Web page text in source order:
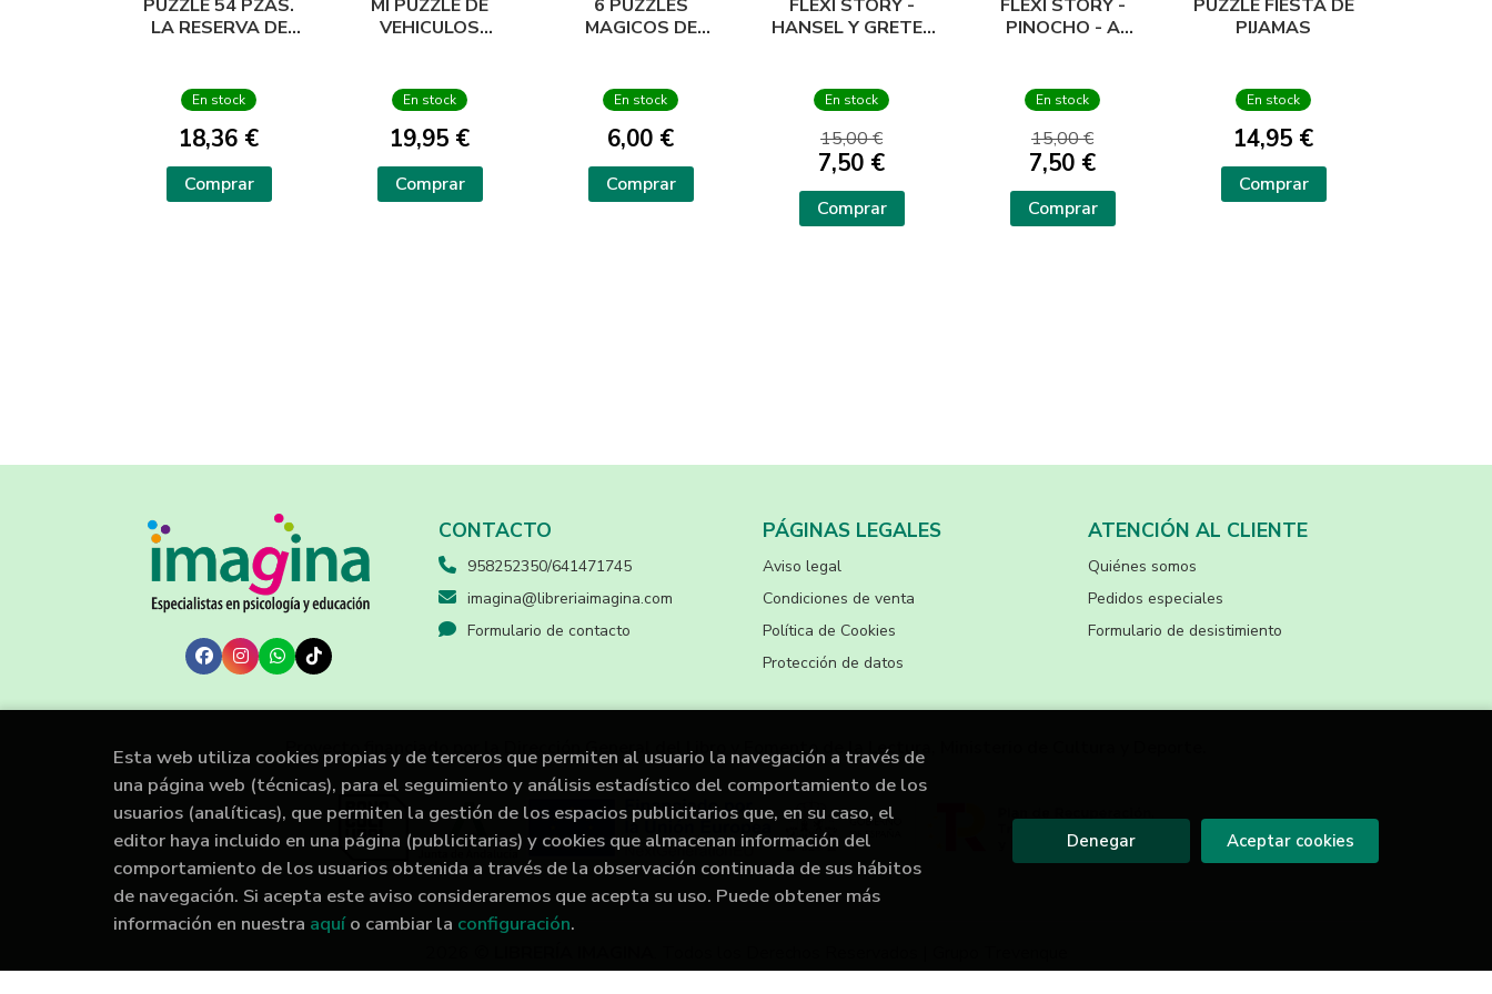
PUZZLE 54 PZAS.
LA RESERVA DE
En stock
18,36 €
Comprar
MI PUZZLE DE
VEHICULOS
En stock
19,95 €
Comprar
6 PUZZLES
MAGICOS DE
En stock
6,00 €
Comprar
FLEXI STORY -
HANSEL Y GRETEL
En stock
15,00 €
7,50 €
Comprar
FLEXI STORY -
PINOCHO - A
En stock
15,00 €
7,50 €
Comprar
PUZZLE FIESTA DE
PIJAMAS
En stock
14,95 €
Comprar
CONTACTO
958252350/641471745
imagina@libreriaimagina.com
Formulario de contacto
PÁGINAS LEGALES
Aviso legal
Condiciones de venta
Política de Cookies
Protección de datos
ATENCIÓN AL CLIENTE
Quiénes somos
Pedidos especiales
Formulario de desistimiento
Proyecto financiado por la Dirección General del Libro y Fomento de la Lectura, Ministerio de Cultura y Deporte.
Esta web utiliza cookies propias y de terceros que permiten al usuario la navegación a través de
una página web (técnicas), para el seguimiento y análisis estadístico del comportamiento de los
usuarios (analíticas), que permiten la gestión de los espacios publicitarios que, en su caso, el
editor haya incluido en una página (publicitarias) y cookies que almacenan información del
comportamiento de los usuarios obtenida a través de la observación continuada de sus hábitos
de navegación. Si acepta este aviso consideraremos que acepta su uso. Puede obtener más
información en nuestra aquío cambiar la configuración.
Denegar Aceptar cookies